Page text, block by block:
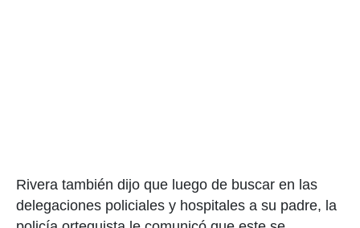
Rivera también dijo que luego de buscar en las
delegaciones policiales y hospitales a su padre, la